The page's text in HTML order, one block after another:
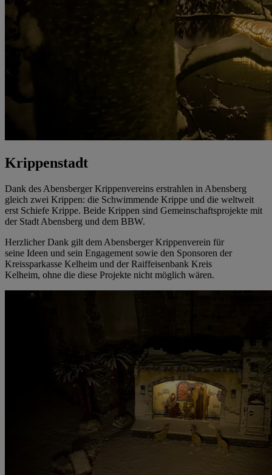
Krippenstadt
Dank des Abensberger Krippenvereins erstrahlen in Abensberg
gleich zwei Krippen: die Schwimmende Krippe und die weltweit
erst Schiefe Krippe. Beide Krippen sind Gemeinschaftsprojekte mit
der Stadt Abensberg und dem BBW.
Herzlicher Dank gilt dem Abensberger Krippenverein für
seine Ideen und sein Engagement sowie den Sponsoren der
Kreissparkasse Kelheim und der Raiffeisenbank Kreis
Kelheim, ohne die diese Projekte nicht möglich wären.